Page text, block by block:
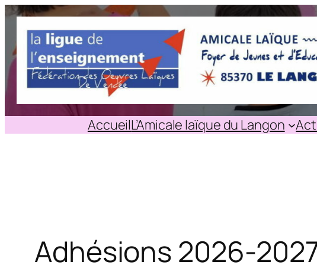
Aller
contenu
AccueilL’Amicale laïque du Langon
Adhésions 2026-